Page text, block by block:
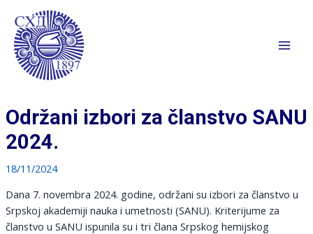
sadržaj
Održani izbori za članstvo SANU
2024.
18/11/2024
Dana 7. novembra 2024. godine, održani su izbori za članstvo u
Srpskoj akademiji nauka i umetnosti (SANU). Kriterijume za
članstvo u SANU ispunila su i tri člana Srpskog hemijskog